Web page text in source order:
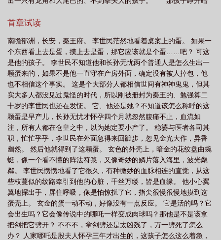
子 百度 假如祖龙是二凤的太子TXT百度 假如祖龙是二凤的太子 煎盐叠雪 笔趣
吃东西啊！”李世民发出爆鸣。 他做了很久的心理准备，暗忖不
了，他抱起来就走，想怎么亲怎么亲。 但是，什么叫五行山底
下压了一只大闹天宫的猴子？ 什么又叫他好不容易养大的孩
子，其实是祖龙转世？ “哪个祖龙？” “你想的那个。”嬴政淡
定道，“你不会又要哭了吧？天可汗这么爱哭合理吗？” “我的孩
子是你，这合理吗？” 二凤养政崽的日常，超多政崽幼年时光，
依然官配长孙，掺杂了西游等故事元素点缀，但应该还是偏历史，
大部分人都是普通人。 政崽的记忆是随年龄逐渐恢复的，小时
候可以随便亲亲抱抱。 应该算养崽文……吧？请当成平行时空
看哦。周五中午12点入v，万字章，周六周日零点更新。预收：废太
子在康熙朝散播野史废太子胤礽死后，穿越又重生，对注定被废的
结局已经不感兴趣了。他决定作天作地，天天写文，散播野史创死
老登和一群兄弟。【震惊！康熙竟是孝庄和洪承畴亲子！】【昨夜
朱楼梦，今宵水国吟。】【八一八老四和老八相爱相杀的那些年】
【雍正永远忘不掉他那双忧郁的眼睛】【十三：我是卿。】【老大
咆哮：明明是我先来的！】【乾隆是海宁陈家的私生子吗？】胤礽
每天都写得兴高采烈，快乐逍遥如神仙。直到有一天老登和小登们
气势汹汹地闯进来，黑眼圈比熊猫还大。胤礽才知道，他写的那些
离谱东西，这帮人全都看到了！——那咋了？有本事打死我！
首章试读
南瞻部洲，长安，秦王府。 李世民茫然地看着桌案上的蛋。 如果一
个东西看上去是蛋，摸上去是蛋，那它应该就是个蛋……吧？ 可这
是他的孩子。 李世民不知道他和长孙无忧两个普通人是怎么生出一
颗蛋来的，如果不是他一直守在产房外面，确定没有被人掉包，他
也不相信这个事实。 这是个大部分人都相信世间有神神鬼鬼，但其
实大多人都没见过鬼怪的时代，所以刚被册封为秦王的、勉强算二
十岁的李世民也还在发怔。 它、他还是她？不知道该怎么称呼的这
颗蛋是早产儿，长孙无忧才怀孕四个月就忽然腹痛不止，血流如
注，所有人都在仓皇之中，以为她定要小产了。 稳婆与医者各司其
职，忙忙乎乎，李世民在外面急得来回踱步，忽见金光大作，异香
幽然。 然后他就得到了这颗蛋。 玄色的外壳上，暗金的花纹盘曲蜿
蜒，像一个看不懂的阵法符箓，又像奇妙的鳞片落入海里，波光粼
粼。 李世民愣愣地看了它很久，有种微妙的血脉相连的直觉，从这
些枝蔓似的纹路牵引到他的心脏，千丝万缕，皆是血缘。 他小心翼
翼地探出手，屏住呼吸，像是怕惊扰了它，指尖很慢很慢地摸到这
蛋壳上。 玄金的蛋一动不动，好像没有一点反应。 它是活的吗？它
会出生吗？它会像传说中的哪吒一样变成肉球吗？那他是不是该拿
把剑把它劈开？ 不不不，拿剑劈还是太凶残了，万一劈死了怎么
办？ 人家哪吒是殷夫人怀孕三年才出生的，这孩子怎么这么着急，